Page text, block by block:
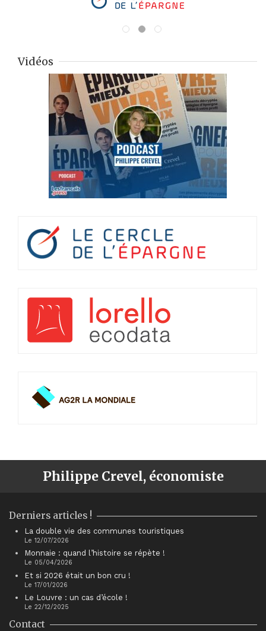
Vidéos
Philippe Crevel, économiste
Derniers articles !
La double vie des communes touristiques
Le 12/07/2026
Monnaie : quand l’histoire se répète !
Le 05/04/2026
Et si 2026 était un bon cru !
Le 17/01/2026
Le Louvre : un cas d’école !
Le 22/12/2025
Contact